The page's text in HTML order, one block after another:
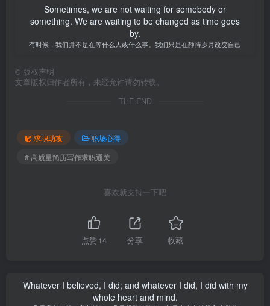
Sometimes, we are not waiting for somebody or
something. We are waiting to be changed as time goes
by.
有时候，我们并不是在等什么人或什么事。我们只是在静待岁月改变自己
© 版权声明
文章版权归作者所有，未经允许请勿转载。
THE END
求职助攻
职场心得
# 高质量简历写作求职通关
喜欢就支持一下吧
点赞14 分享 收藏
Whatever I believed, I did; and whatever I did, I did with my
whole heart and mind.